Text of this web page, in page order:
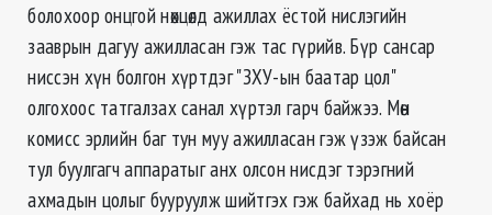
болохоор онцгой нөхцөлд ажиллах ёстой нислэгийн
зааврын дагуу ажилласан гэж тас гүрийв. Бүр сансар
ниссэн хүн болгон хүртдэг "ЗХУ-ын баатар цол"
олгохоос татгалзах санал хүртэл гарч байжээ. Мөн
комисс эрлийн баг тун муу ажилласан гэж үзэж байсан
тул буулгагч аппаратыг анх олсон нисдэг тэрэгний
ахмадын цолыг бууруулж шийтгэх гэж байхад нь хоёр